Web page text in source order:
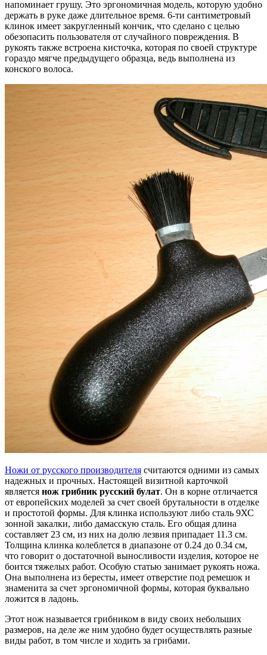
напоминает грушу. Это эргономичная модель, которую удобно
держать в руке даже длительное время. 6-ти сантиметровый
клинок имеет закругленный кончик, что сделано с целью
обезопасить пользователя от случайного повреждения. В
рукоять также встроена кисточка, которая по своей структуре
гораздо мягче предыдущего образца, ведь выполнена из
конского волоса.
Ножи от русского производителя считаются одними из самых
надежных и прочных. Настоящей визитной карточкой
является нож грибник русский булат. Он в корне отличается
от европейских моделей за счет своей брутальности в отделке
и простотой формы. Для клинка используют либо сталь 9ХС
зонной закалки, либо дамасскую сталь. Его общая длина
составляет 23 см, из них на долю лезвия припадает 11.3 см.
Толщина клинка колеблется в диапазоне от 0.24 до 0.34 см,
что говорит о достаточной выносливости изделия, которое не
боится тяжелых работ. Особую статью занимает рукоять ножа.
Она выполнена из бересты, имеет отверстие под ремешок и
знаменита за счет эргономичной формы, которая буквально
ложится в ладонь.
Этот нож называется грибником в виду своих небольших
размеров, на деле же ним удобно будет осуществлять разные
виды работ, в том числе и ходить за грибами.